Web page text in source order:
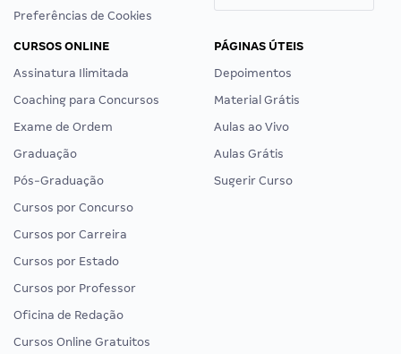
Preferências de Cookies
CURSOS ONLINE
Assinatura Ilimitada
Coaching para Concursos
Exame de Ordem
Graduação
Pós-Graduação
Cursos por Concurso
Cursos por Carreira
Cursos por Estado
Cursos por Professor
Oficina de Redação
Cursos Online Gratuitos
PÁGINAS ÚTEIS
Depoimentos
Material Grátis
Aulas ao Vivo
Aulas Grátis
Sugerir Curso